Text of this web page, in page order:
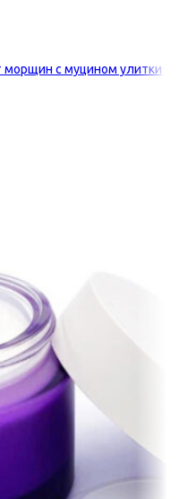
с муцином улитки